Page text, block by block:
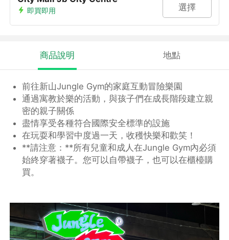
即買即用
選擇
商品說明 地點
前往新山Jungle Gym的家庭互動冒險樂園
通過寓教於樂的活動，與孩子們在成長階段建立親
密的親子關係
盡情享受各種符合國際安全標準的設施
在玩耍和學習中度過一天，收穫快樂和歡笑！
**請注意：**所有兒童和成人在Jungle Gym內必須
始終穿著襪子。您可以自帶襪子，也可以在櫃檯購
買。